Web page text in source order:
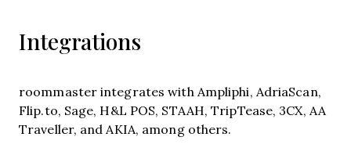
Integrations
roommaster integrates with Ampliphi, AdriaScan,
Flip.to, Sage, H&L POS, STAAH, TripTease, 3CX, AA
Traveller, and AKIA, among others.